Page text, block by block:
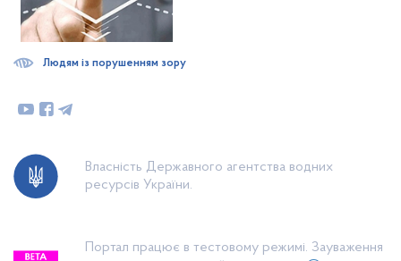
Власність Державного агентства водних
ресурсів України.
Портал працює в тестовому режимі. Зауваження
Людям із порушенням зору